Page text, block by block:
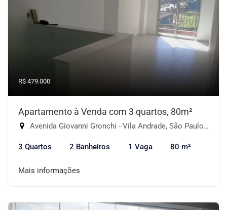
R$ 479.000
Apartamento à Venda com 3 quartos, 80m²
Avenida Giovanni Gronchi - Vila Andrade, São Paulo-SP
3 Quartos 2 Banheiros 1 Vaga 80 m²
Mais informações